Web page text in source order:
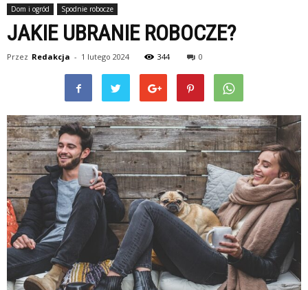
Dom i ogród Spodnie robocze
JAKIE UBRANIE ROBOCZE?
Przez Redakcja - 1 lutego 2024 344 0